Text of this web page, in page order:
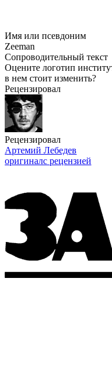
Имя или псевдоним
Zeeman
Сопроводительный текст
Оцените логотип
в нем стоит изменить?
Рецензировал
Рецензировал
Артемий Лебедев
оригиналс рецензией